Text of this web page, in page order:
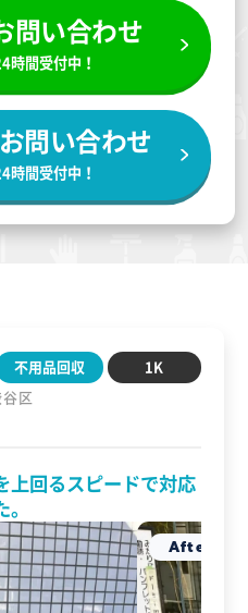
問い合わせ
時間受付中！
問い合わせ
時間受付中！
区
不用品回収 1K
上回るスピードで対応